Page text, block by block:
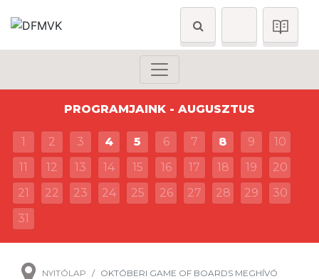
PROGRAMJAINK - AUGUSZTUS
1 2 3 4 5 6 7 8 9
10
11
12 13 14 15 16 17 18 19
20
21
22 23 24 25 26 27 28 29
30
31
NYITÓLAP OKTÓBERI GAME OF BOARDS MEGHÍVÓ